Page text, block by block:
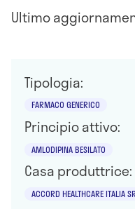
Ultimo
Tipologia:
FARMACO GENERICO
Principio attivo:
AMLODIPINA BESILATO
Casa produttrice:
ACCORD HEALTHCARE ITALIA